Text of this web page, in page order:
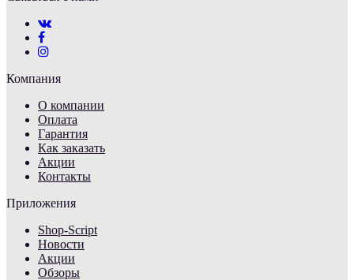
Компания
О компании
Оплата
Гарантия
Как заказать
Акции
Контакты
Приложения
Shop-Script
Новости
Акции
Обзоры